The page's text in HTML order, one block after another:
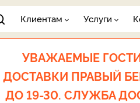
Клиентам Услуги
УВАЖАЕМЫЕ
ДОСТАВКИ ПРАВЫЙ
ДО 19-30. СЛУЖБА